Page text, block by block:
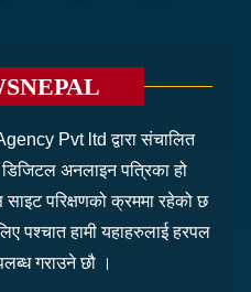
Pvt ltd द्वारा संचालित
डिजिटल अनलाइन पत्रिका हो
परिक्षणको क्रममा रहेको छ
पश्चात हामी यहाहरुलाई हरपल
गराउने छौ ।